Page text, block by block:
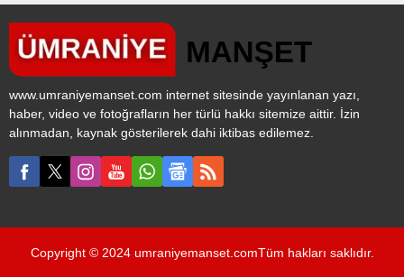
müdahale ediyor.
www.umraniyemanset.com internet sitesinde yayınlanan yazı,
haber, video ve fotoğrafların her türlü hakkı sitemize aittir. İzin
alınmadan, kaynak gösterilerek dahi iktibas edilemez.
Copyright © 2024 umraniyemanset.comTüm hakları saklıdır.